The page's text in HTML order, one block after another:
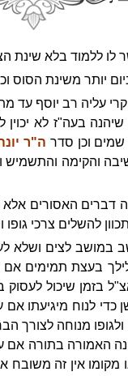
לו ללמוד בלא שינת
יותר משינת הסוס
קרי עליה רב יוסף
בעה"ז לא
שמים וכן סדר ה"ר
והקימה והתשמיש
דברים האסורים
להשלים צרכי גופו
במושב לצים ושלא
בעצת תמימים
שיכול לעסוק
כדי לנוח מיגיעתו
ולגופו מנוחה
האמורה בתורה אם
מקומו אין זה משובח